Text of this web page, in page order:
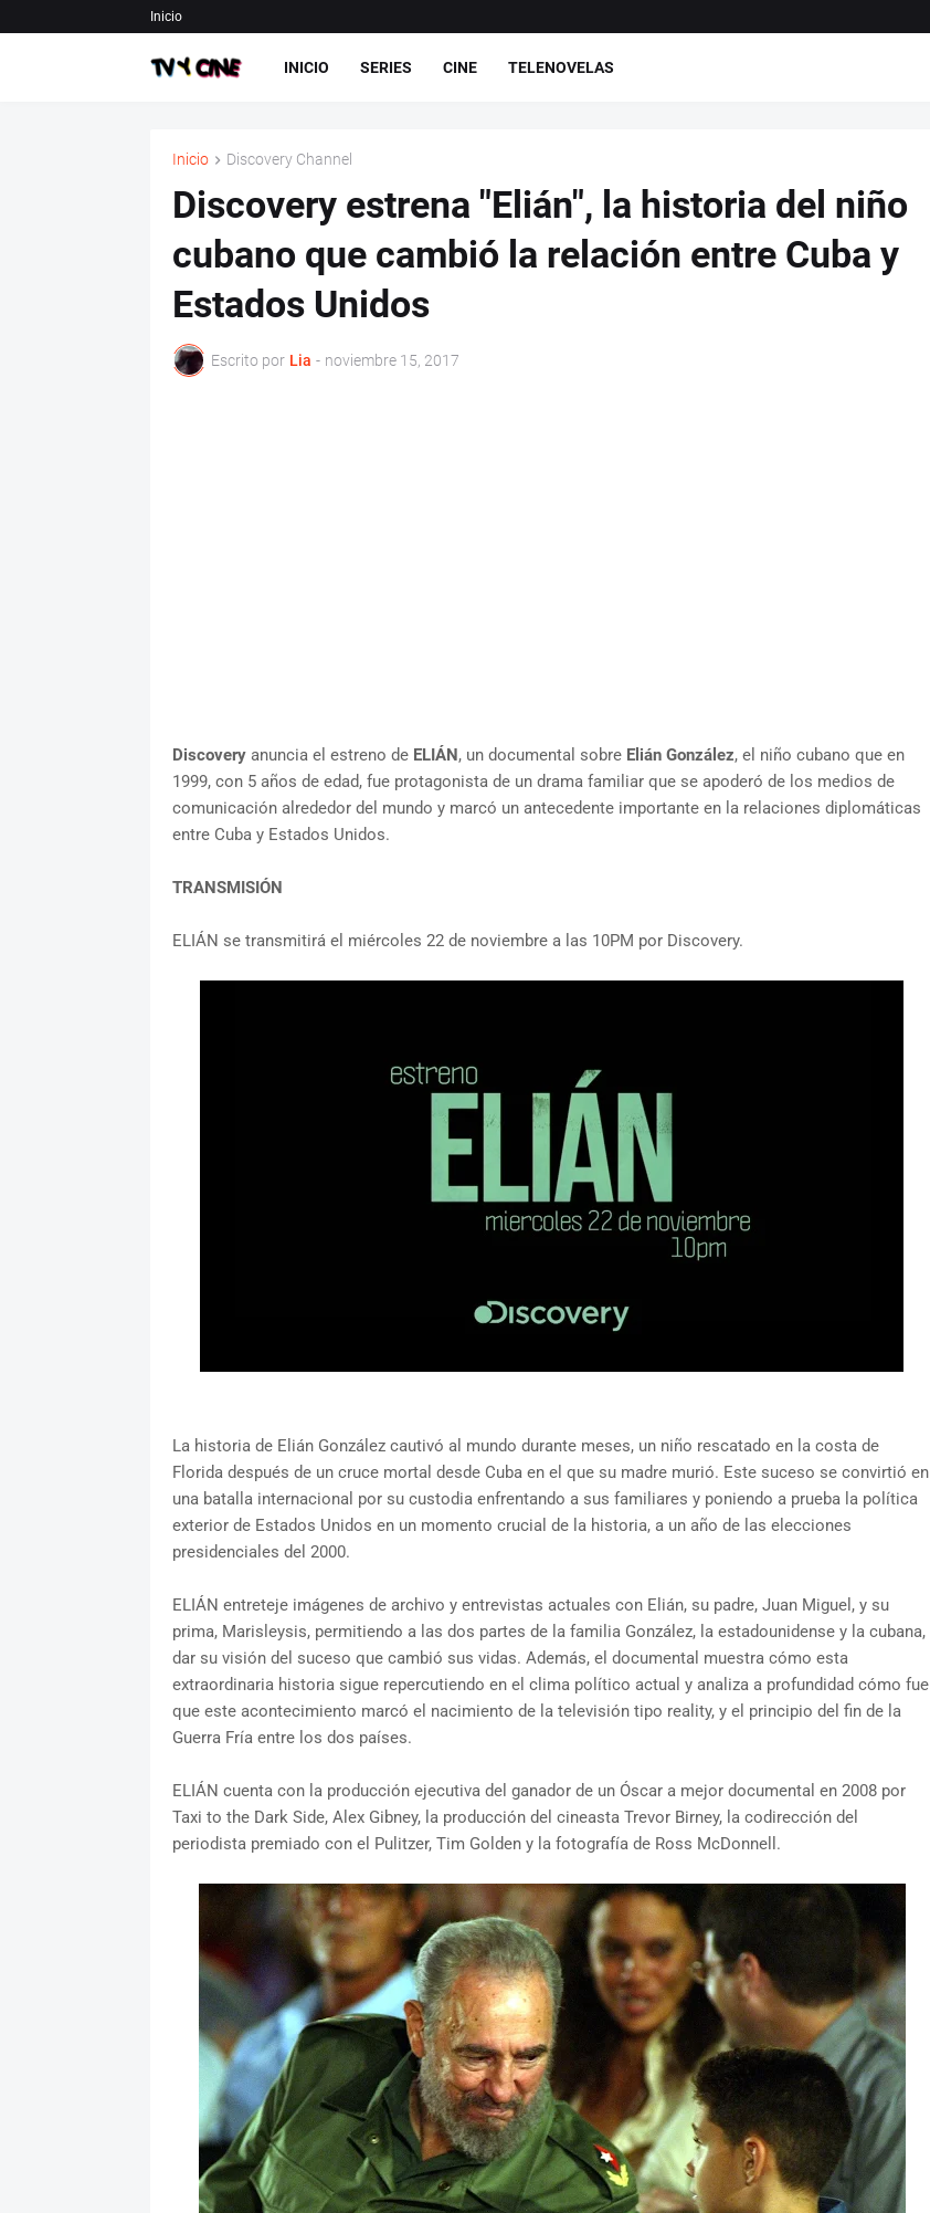
Inicio
INICIO SERIES CINE TELENOVELAS
Inicio Discovery Channel
Discovery estrena "Elián", la historia del niño
cubano que cambió la relación entre Cuba y
Estados Unidos
Escrito por Lia - noviembre 15, 2017
Discoveryanuncia el estreno de ELIÁN, un documental sobre Elián González, el niño cubano que en
1999, con 5 años de edad, fue protagonista de un drama familiar que se apoderó de los medios de
comunicación alrededor del mundo y marcó un antecedente importante en la relaciones diplomáticas
entre Cuba y Estados Unidos.
TRANSMISIÓN
ELIÁN se transmitirá el miércoles 22 de noviembre a las 10PM por Discovery.
La historia de Elián González cautivó al mundo durante meses, un niño rescatado en la costa de
Florida después de un cruce mortal desde Cuba en el que su madre murió. Este suceso se convirtió en
una batalla internacional por su custodia enfrentando a sus familiares y poniendo a prueba la política
exterior de Estados Unidos en un momento crucial de la historia, a un año de las elecciones
presidenciales del 2000.
ELIÁN entreteje imágenes de archivo y entrevistas actuales con Elián, su padre, Juan Miguel, y su
prima, Marisleysis, permitiendo a las dos partes de la familia González, la estadounidense y la cubana,
dar su visión del suceso que cambió sus vidas. Además, el documental muestra cómo esta
extraordinaria historia sigue repercutiendo en el clima político actual y analiza a profundidad cómo fue
que este acontecimiento marcó el nacimiento de la televisión tipo reality, y el principio del fin de la
Guerra Fría entre los dos países.
ELIÁN cuenta con la producción ejecutiva del ganador de un Óscar a mejor documental en 2008 por
Taxi to the Dark Side, Alex Gibney, la producción del cineasta Trevor Birney, la codirección del
periodista premiado con el Pulitzer, Tim Golden y la fotografía de Ross McDonnell.